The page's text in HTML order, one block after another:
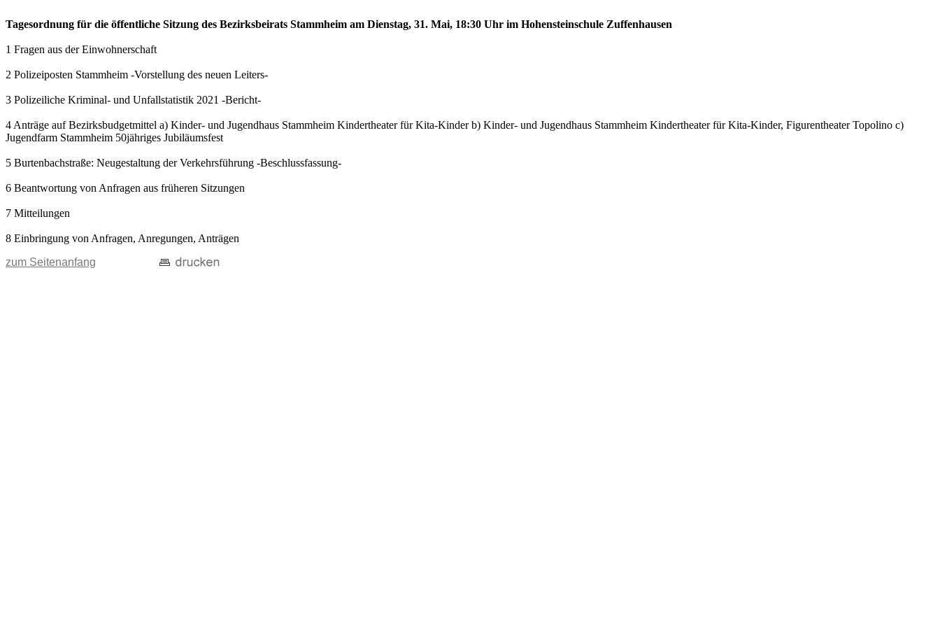
Tagesordnung für die öffentliche Sitzung des Bezirksbeirats Stammheim am Dienstag, 31. Mai, 18:30 Uhr im Hohensteinschule Zuffenhausen
1 Fragen aus der Einwohnerschaft
2 Polizeiposten Stammheim -Vorstellung des neuen Leiters-
3 Polizeiliche Kriminal- und Unfallstatistik 2021 -Bericht-
4 Anträge auf Bezirksbudgetmittel a) Kinder- und Jugendhaus Stammheim Kindertheater für Kita-Kinder b) Kinder- und Jugendhaus Stammheim Kindertheater für Kita-Kinder, Figurentheater Topolino c)
Jugendfarm Stammheim 50jähriges Jubiläumsfest
5 Burtenbachstraße: Neugestaltung der Verkehrsführung -Beschlussfassung-
6 Beantwortung von Anfragen aus früheren Sitzungen
7 Mitteilungen
8 Einbringung von Anfragen, Anregungen, Anträgen
zum Seitenanfang